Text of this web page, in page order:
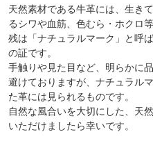
天然素材である牛革には、生き
るシワや血筋、色むら・ホクロ
残は「ナチュラルマーク」と呼
の証です。
手触りや見た目など、明らかに
避けておりますが、ナチュラル
た革には見られるものです。
自然な風合いを大切にした、天
いただけましたら幸いです。